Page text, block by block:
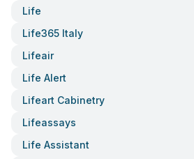
Life
Life365 Italy
Lifeair
Life Alert
Lifeart Cabinetry
Lifeassays
Life Assistant